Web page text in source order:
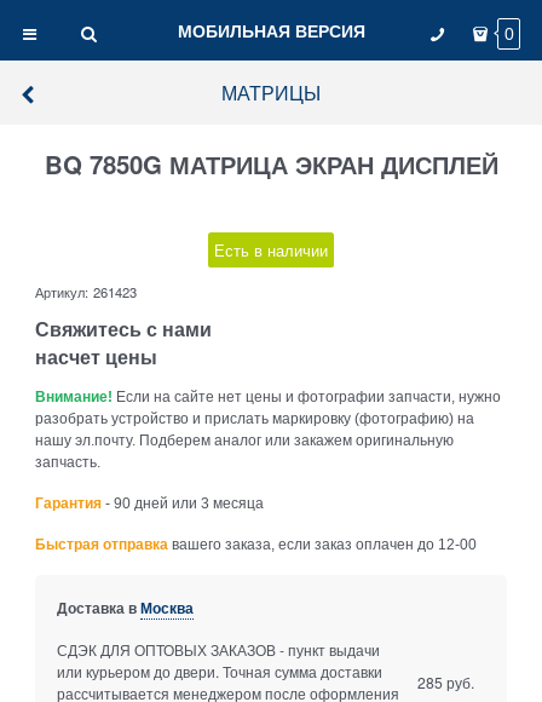
МОБИЛЬНАЯ ВЕРСИЯ 0
МАТРИЦЫ
BQ 7850G МАТРИЦА ЭКРАН ДИСПЛЕЙ
Есть в наличии
Артикул: 261423
Свяжитесь с нами
насчет цены
Внимание! Если на сайте нет цены и фотографии запчасти, нужно
разобрать устройство и прислать маркировку (фотографию) на
нашу эл.почту. Подберем аналог или закажем оригинальную
запчасть.
Гарантия - 90 дней или 3 месяца
Быстрая отправка вашего заказа, если заказ оплачен до 12-00
Доставка вМосква
СДЭК ДЛЯ ОПТОВЫХ ЗАКАЗОВ - пункт выдачи
или курьером до двери. Точная сумма доставки
рассчитывается менеджером после оформления
285 руб.